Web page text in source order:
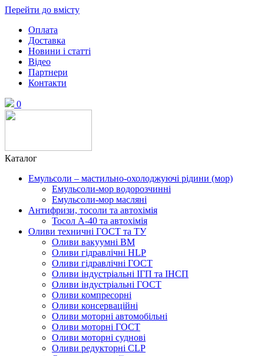
Перейти до вмісту
Оплата
Доставка
Новини і статті
Відео
Партнери
Контакти
0
Каталог
Емульсоли – мастильно-охолоджуючі рідини (мор)
Емульсоли-мор водорозчинні
Емульсоли-мор масляні
Антифризи, тосоли та автохімія
Тосол А-40 та автохімія
Оливи техничні ГОСТ та ТУ
Оливи вакуумні ВМ
Оливи гідравлічні HLP
Оливи гідравлічні ГОСТ
Оливи індустріальні ІГП та ІНСП
Оливи індустріальні ГОСТ
Оливи компресорні
Оливи консерваційні
Оливи моторні автомобільні
Оливи моторні ГОСТ
Оливи моторні суднові
Оливи редукторні CLP